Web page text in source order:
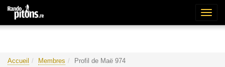
Accueil Membres Profil de Maë 974